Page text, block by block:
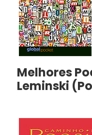
Melhores
Leminski